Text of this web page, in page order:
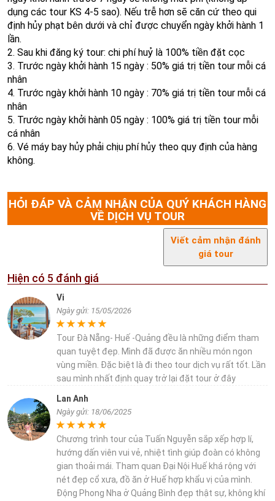
dụng các tour KS 4-5 sao). Nếu trễ hơn sẽ căn cứ theo qui
định hủy phạt bên dưới và chỉ được chuyển ngày khởi hành 1
lần.
2. Sau khi đăng ký tour: chi phí huỷ là 100% tiền đặt cọc
3. Trước ngày khởi hành 15 ngày : 50% giá trị tiền tour mỗi cá
nhân
4. Trước ngày khởi hành 10 ngày : 70% giá trị tiền tour mỗi cá
nhân
5. Trước ngày khởi hành 05 ngày : 100% giá trị tiền tour mỗi
cá nhân
6. Vé máy bay hủy phải chịu phí hủy theo quy định của hàng
không.
HỎI ĐÁP VÀ CẢM NHẬN CỦA QUÝ KHÁCH HÀNG
VỀ DỊCH VỤ TOUR
Viết cảm nhận đánh
giá tour
Hiện có 5 đánh giá
Vi
Ngày gửi: 15/05/2026
Tour Đà Nẵng- Huế -Quảng đều là những điểm tham
quan tuyệt đẹp. Mình đã được ăn nhiều món ngon
vùng miền. Đặc biệt là đi theo tour dịch vụ rất tốt. Lần
sau mình nhất định quay trở lại đặt tour ở đây
Lan Anh
Ngày gửi: 18/06/2025
Chương trình tour của Tuấn Nguyễn sắp xếp hợp lí,
hướng dấn viên vui vẻ, nhiệt tình giúp đoàn có không
gian thoải mái. Tham quan Đại Nội Huế khá rộng với
nét đẹp cổ xưa, đồ ăn ở Huế hợp khẩu vị của mình.
Động Phong Nha ở Quảng Bình đẹp thật sự, không khí